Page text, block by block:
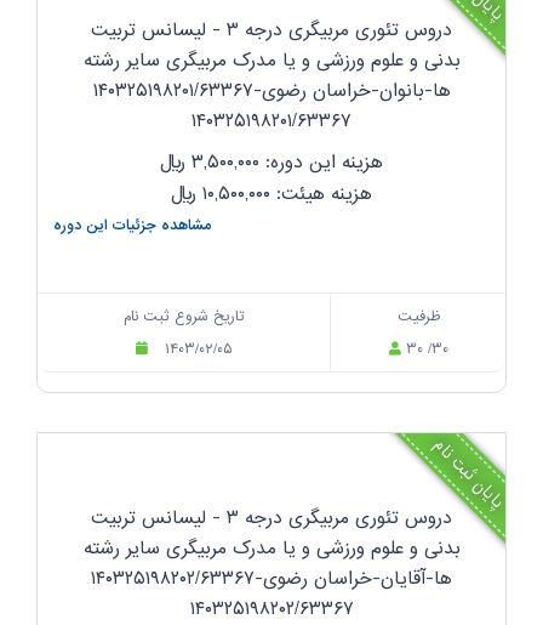
دروس تئوری مربیگری درجه ۳ - لیسانس تربیت
بدنی و علوم ورزشی و یا مدرک مربیگری سایر رشته
ها-بانوان-خراسان رضوی-۱۴۰۳۲۵۱۹۸۲۰۱/۶۳۳۶۷
۱۴۰۳۲۵۱۹۸۲۰۱/۶۳۳۶۷
هزینه این دوره: ۳,۵۰۰,۰۰۰
ریال
هزینه هیئت: ۱۰,۵۰۰,۰۰۰
ریال
مشاهده جزئیات این دوره
تاریخ شروع ثبت نام
۱۴۰۳/۰۲/۰۵
ظرفیت
۳۰ /۳۰
پایان ثبت نام
دروس تئوری مربیگری درجه ۳ - لیسانس تربیت
بدنی و علوم ورزشی و یا مدرک مربیگری سایر رشته
ها-آقایان-خراسان رضوی-۱۴۰۳۲۵۱۹۸۲۰۲/۶۳۳۶۷
۱۴۰۳۲۵۱۹۸۲۰۲/۶۳۳۶۷